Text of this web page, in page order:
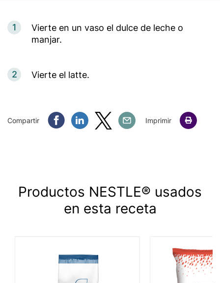
1
Vierte en un vaso el dulce de leche o
manjar.
2 Vierte el latte.
Compartir Compartir Facebook
Compartir Linkedin
Compartir Twitter
Compartir Email
Imprimir
Productos NESTLE® usados
en esta receta